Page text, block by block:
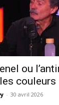
ou
couleurs
- 30 avril 2026